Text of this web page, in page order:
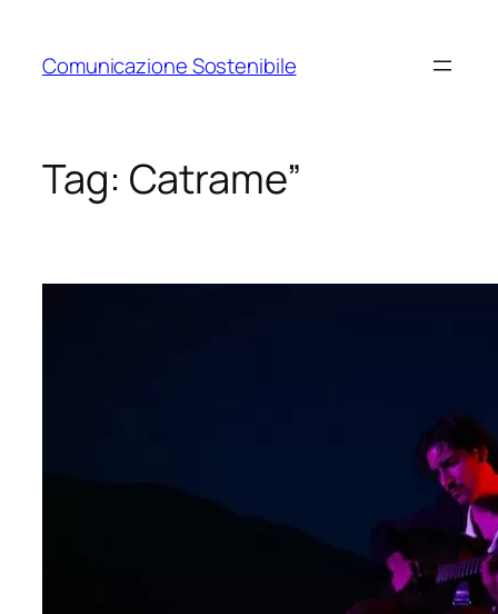
contenuto
Comunicazione Sostenibile
Tag: Catrame”